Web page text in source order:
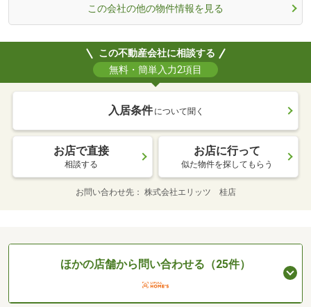
この会社の他の物件情報を見る
この不動産会社に相談する
無料・簡単入力2項目
入居条件 について聞く
お店で直接
相談する
お店に行って
似た物件を探してもらう
お問い合わせ先 株式会社エリッツ 桂店
ほかの店舗から問い合わせる（25件）